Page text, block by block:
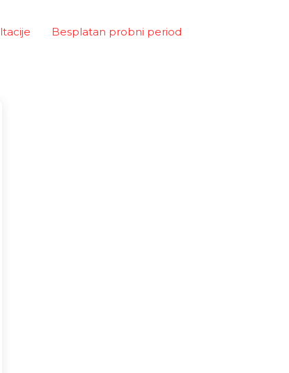
Besplatan probni period